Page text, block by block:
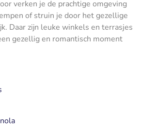
verken je de prachtige omgeving
of struin je door het gezellige
Daar zijn leuke winkels en terrasjes
gezellig en romantisch moment